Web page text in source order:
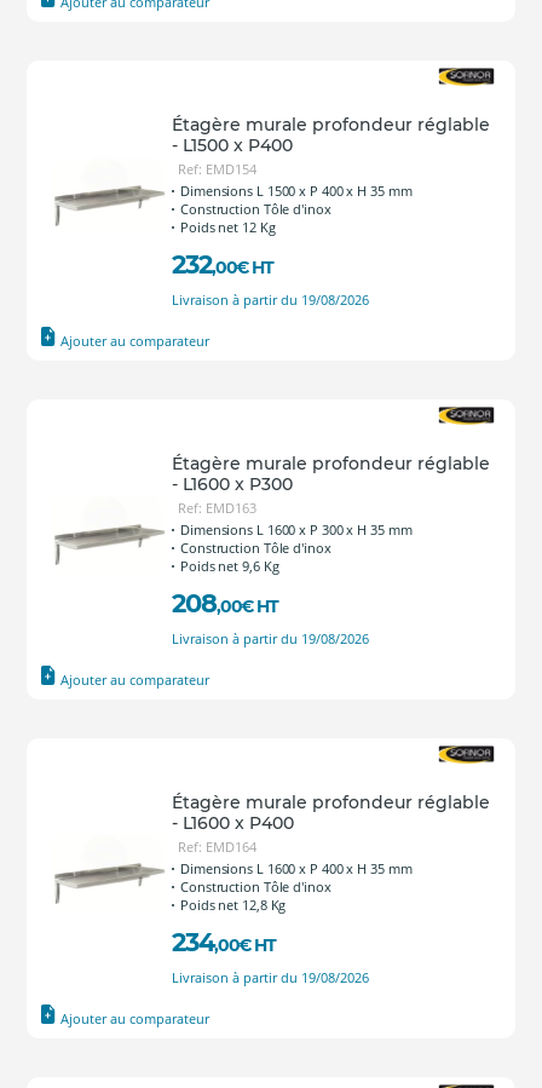
Étagère murale profondeur réglable
- L1500 x P400
Ref: EMD154
Dimensions L 1500 x P 400 x H 35 mm
Construction Tôle d'inox
Poids net 12 Kg
232,00€ HT
Livraison à partir du 19/08/2026
Ajouter au comparateur
Étagère murale profondeur réglable
- L1600 x P300
Ref: EMD163
Dimensions L 1600 x P 300 x H 35 mm
Construction Tôle d'inox
Poids net 9,6 Kg
208,00€ HT
Livraison à partir du 19/08/2026
Ajouter au comparateur
Étagère murale profondeur réglable
- L1600 x P400
Ref: EMD164
Dimensions L 1600 x P 400 x H 35 mm
Construction Tôle d'inox
Poids net 12,8 Kg
234,00€ HT
Livraison à partir du 19/08/2026
Ajouter au comparateur